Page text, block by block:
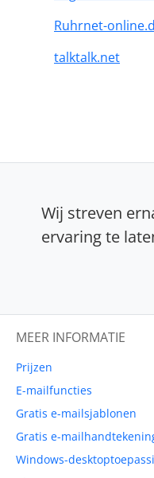
Ruhrnet-
talktalk.net
Wij streven
ervaring te
MEER INFORMATIE
Prijzen
E-mailfuncties
Gratis e-mailsjablonen
Gratis e-
Windows-